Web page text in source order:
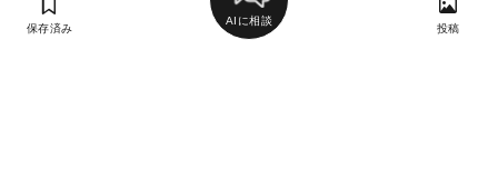
保存済み
AIに相談
投稿